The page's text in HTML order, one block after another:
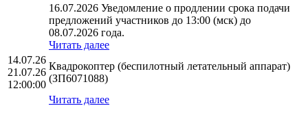
16.07.2026 Уведомление о продлении срока подачи
предложений участников до 13:00 (мск) до
08.07.2026 года.
Читать далее
14.07.26
21.07.26
12:00:00
Квадрокоптер (беспилотный летательный аппарат)
(ЗП6071088)
Читать далее